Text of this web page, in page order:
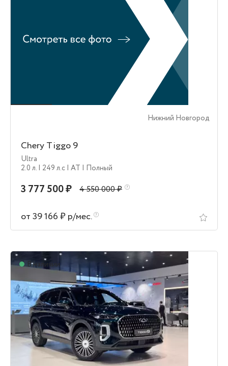
Нижний Новгород
Chery Tiggo 9
Ultra
2.0 л. | 249 л.c | AT | Полный
3 777 500 ₽ 4 550 000 ₽
от 39 166 ₽ р/мес.
В наличии